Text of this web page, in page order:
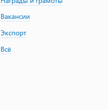
Вакансии
Экспорт
Всё